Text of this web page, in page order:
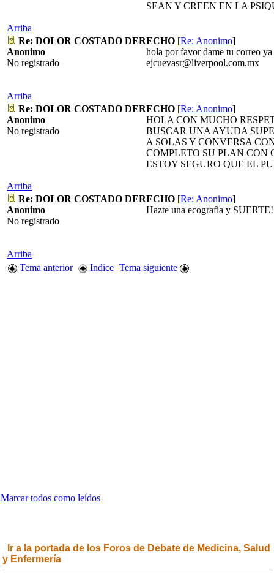
SEAN Y CREEN EN LA
Arriba
Re: DOLOR COSTADO DERECHO [Re: Anonimo]
Anonimo
No registrado
hola por favor dame tu correo
ejcuevasr@liverpool.com.mx
Arriba
Re: DOLOR COSTADO DERECHO [Re: Anonimo]
Anonimo
No registrado
HOLA CON MUCHO
BUSCAR UNA AYUDA
A SOLAS Y CONVERSA
COMPLETO SU PLAN CON
ESTOY SEGURO QUE EL
Arriba
Re: DOLOR COSTADO DERECHO [Re: Anonimo]
Anonimo
No registrado
Hazte una ecografia y
Arriba
Tema anterior
Indice Tema siguiente
Marcar todos como leídos
Ir a la portada de los Foros de Debate de Medicina, Salud
y Enfermería